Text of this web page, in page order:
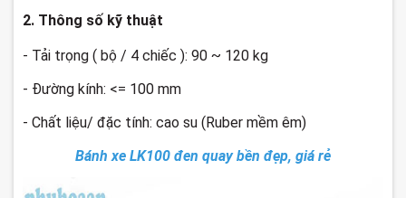
2. Thông số kỹ thuật
- Tải trọng ( bộ / 4 chiếc ): 90 ~ 120 kg
- Đường kính: <= 100 mm
- Chất liệu/ đặc tính: cao su (Ruber mềm êm)
Bánh xe LK100 đen quay bền đẹp, giá rẻ